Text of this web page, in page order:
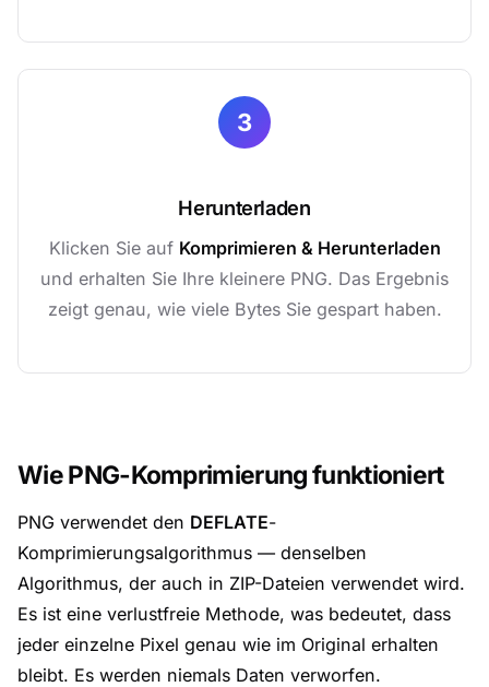
3
Herunterladen
Klicken Sie auf Komprimieren & Herunterladen
und erhalten Sie Ihre kleinere PNG. Das Ergebnis
zeigt genau, wie viele Bytes Sie gespart haben.
Wie PNG-Komprimierung funktioniert
PNG verwendet den DEFLATE-
Komprimierungsalgorithmus — denselben
Algorithmus, der auch in ZIP-Dateien verwendet wird.
Es ist eine verlustfreie Methode, was bedeutet, dass
jeder einzelne Pixel genau wie im Original erhalten
bleibt. Es werden niemals Daten verworfen.